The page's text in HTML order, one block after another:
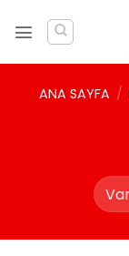
atla
ANA SAYFA /